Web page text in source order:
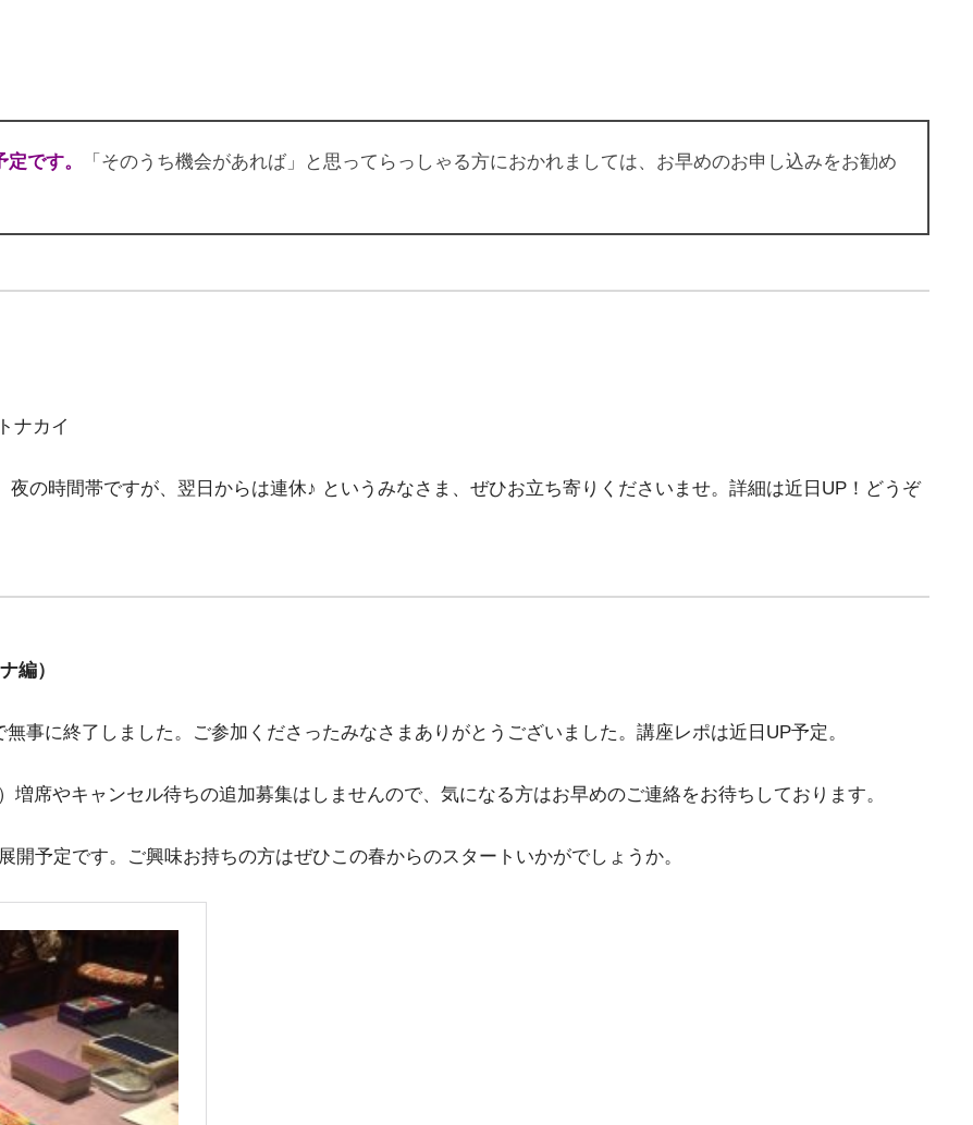
です。
「そのうち機会があれば」と思ってらっしゃる方におかれましては、お早めのお申し込みをお勧め
ナカイ
の時間帯ですが、翌日からは連休♪ というみなさま、ぜひお立ち寄りくださいませ。詳細は近日UP！どうぞ
編）
事に終了しました。ご参加くださったみなさまありがとうございました。講座レポは近日UP予定。
席やキャンセル待ちの追加募集はしませんので、気になる方はお早めのご連絡をお待ちしております。
予定です。ご興味お持ちの方はぜひこの春からのスタートいかがでしょうか。